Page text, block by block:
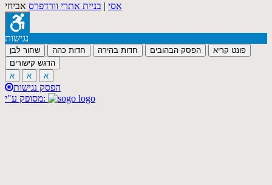
אסי | בניית אתרי וורדפרס אביחי
נגישות
שחור לבן חדות כהה חדות בהירה הפסק הבהובים
פונט קריא
הדגש קישורים
א
א א
הפסק נגישות
מסופק ע"י: